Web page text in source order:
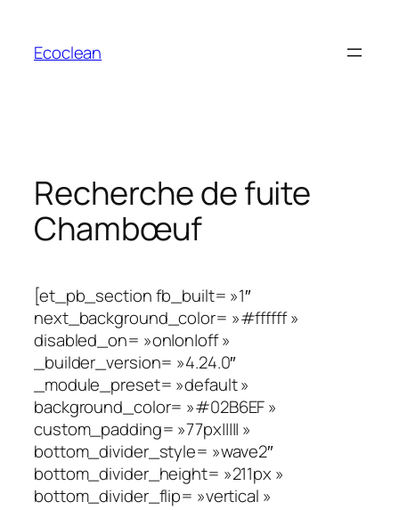
contenu
Ecoclean
Recherche de fuite
Chambœuf
[et_pb_section fb_built= »1″
next_background_color= »#ffffff »
disabled_on= »on|on|off »
_builder_version= »4.24.0″
_module_preset= »default »
background_color= »#02B6EF »
custom_padding= »77px||||| »
bottom_divider_style= »wave2″
bottom_divider_height= »211px »
bottom_divider_flip= »vertical »